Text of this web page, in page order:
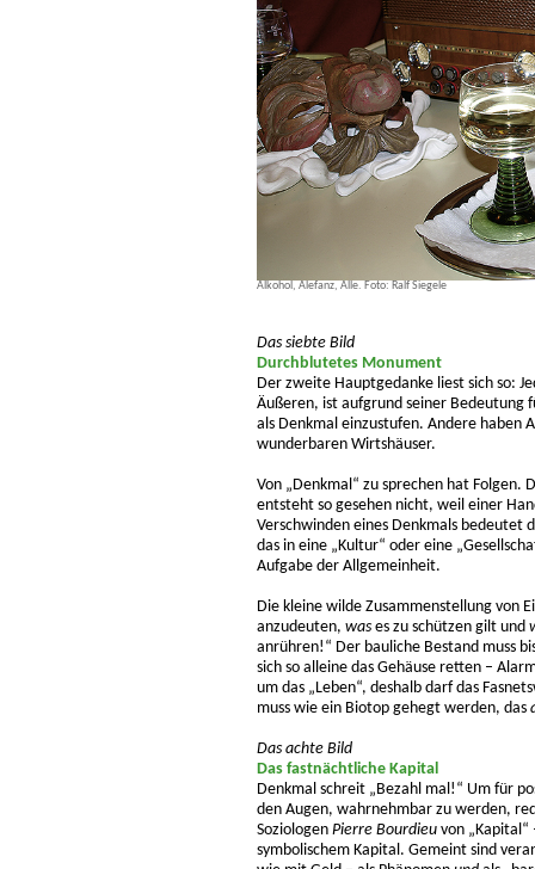
Alkohol, Alefanz, Alle. Foto: Ralf Siegele
Das siebte Bild
Durchblutetes Monument
Der zweite Hauptgedanke liest sich so:
Äußeren, ist aufgrund seiner Bedeutung
als Denkmal einzustufen. Andere haben
wunderbaren Wirtshäuser.
Von „Denkmal“ zu sprechen hat Folgen.
entsteht so gesehen nicht, weil einer
Verschwinden eines Denkmals bedeutet
das in eine „Kultur“ oder eine
Aufgabe der Allgemeinheit.
Die kleine wilde Zusammenstellung von
anzudeuten, was es zu schützen gilt und
anrühren!“ Der bauliche Bestand muss
sich so alleine das Gehäuse retten –
um das „Leben“, deshalb darf das
muss wie ein Biotop gehegt werden, das
Das achte Bild
Das fastnächtliche Kapital
Denkmal schreit „Bezahl mal!“ Um für
den Augen, wahrnehmbar zu werden,
Soziologen Pierre Bourdieu von
symbolischem Kapital. Gemeint sind